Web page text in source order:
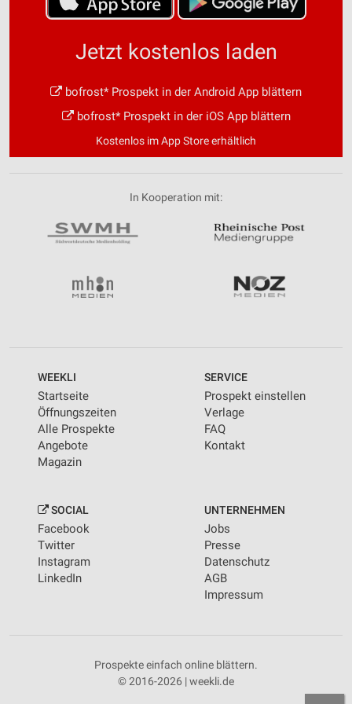
Jetzt kostenlos laden
bofrost* Prospekt in der Android App blättern
bofrost* Prospekt in der iOS App blättern
Kostenlos im App Store erhältlich
In Kooperation mit:
WEEKLI
Startseite
Öffnungszeiten
Alle Prospekte
Angebote
Magazin
SERVICE
Prospekt einstellen
Verlage
FAQ
Kontakt
SOCIAL
Facebook
Twitter
Instagram
LinkedIn
UNTERNEHMEN
Jobs
Presse
Datenschutz
AGB
Impressum
Prospekte einfach online blättern.
© 2016-2026 | weekli.de
Informationen identifizieren
Notwendig
Performance
Funktional